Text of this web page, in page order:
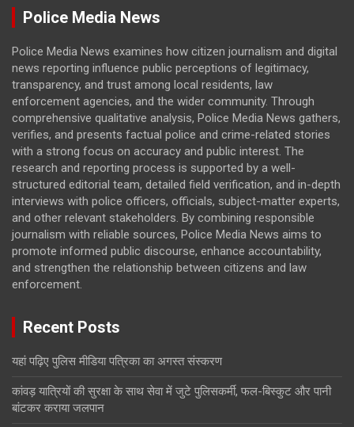
Police Media News
Police Media News examines how citizen journalism and digital
news reporting influence public perceptions of legitimacy,
transparency, and trust among local residents, law
enforcement agencies, and the wider community. Through
comprehensive qualitative analysis, Police Media News gathers,
verifies, and presents factual police and crime-related stories
with a strong focus on accuracy and public interest. The
research and reporting process is supported by a well-
structured editorial team, detailed field verification, and in-depth
interviews with police officers, officials, subject-matter experts,
and other relevant stakeholders. By combining responsible
journalism with reliable sources, Police Media News aims to
promote informed public discourse, enhance accountability,
and strengthen the relationship between citizens and law
enforcement.
Recent Posts
यहां पढ़िए पुलिस मीडिया पत्रिका का अगस्त संस्करण
कांवड़ यात्रियों की सुरक्षा के साथ सेवा में जुटे पुलिसकर्मी, फल-बिस्कुट और पानी
बांटकर कराया जलपान